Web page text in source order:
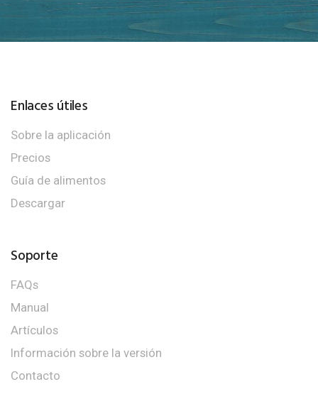
Enlaces útiles
Sobre la aplicación
Precios
Guía de alimentos
Descargar
Soporte
FAQs
Manual
Artículos
Información sobre la versión
Contacto